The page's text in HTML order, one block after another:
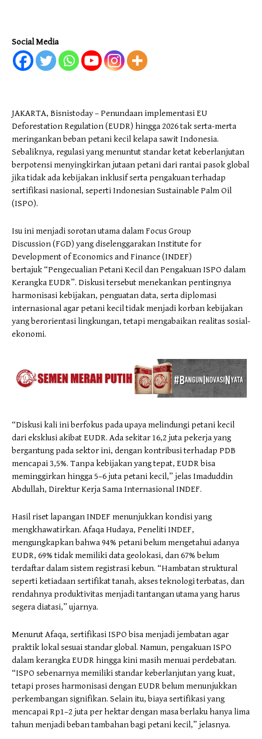
Social Media
JAKARTA, Bisnistoday – Penundaan implementasi EU
Deforestation Regulation (EUDR) hingga 2026 tak serta-merta
meringankan beban petani kecil kelapa sawit Indonesia.
Sebaliknya, regulasi yang menuntut standar ketat keberlanjutan
berpotensi menyingkirkan jutaan petani dari rantai pasok global
jika tidak ada kebijakan inklusif serta pengakuan terhadap
sertifikasi nasional, seperti Indonesian Sustainable Palm Oil
(ISPO).
Isu ini menjadi sorotan utama dalam Focus Group
Discussion (FGD) yang diselenggarakan Institute for
Development of Economics and Finance (INDEF)
bertajuk “Pengecualian Petani Kecil dan Pengakuan ISPO dalam
Kerangka EUDR”. Diskusi tersebut menekankan pentingnya
harmonisasi kebijakan, penguatan data, serta diplomasi
internasional agar petani kecil tidak menjadi korban kebijakan
yang berorientasi lingkungan, tetapi mengabaikan realitas sosial-
ekonomi.
“Diskusi kali ini berfokus pada upaya melindungi petani kecil
dari eksklusi akibat EUDR. Ada sekitar 16,2 juta pekerja yang
bergantung pada sektor ini, dengan kontribusi terhadap PDB
mencapai 3,5%. Tanpa kebijakan yang tepat, EUDR bisa
meminggirkan hingga 5–6 juta petani kecil,” jelas Imaduddin
Abdullah, Direktur Kerja Sama Internasional INDEF.
Hasil riset lapangan INDEF menunjukkan kondisi yang
mengkhawatirkan. Afaqa Hudaya, Peneliti INDEF,
mengungkapkan bahwa 94% petani belum mengetahui adanya
EUDR, 69% tidak memiliki data geolokasi, dan 67% belum
terdaftar dalam sistem registrasi kebun. “Hambatan struktural
seperti ketiadaan sertifikat tanah, akses teknologi terbatas, dan
rendahnya produktivitas menjadi tantangan utama yang harus
segera diatasi,” ujarnya.
Menurut Afaqa, sertifikasi ISPO bisa menjadi jembatan agar
praktik lokal sesuai standar global. Namun, pengakuan ISPO
dalam kerangka EUDR hingga kini masih menuai perdebatan.
“ISPO sebenarnya memiliki standar keberlanjutan yang kuat,
tetapi proses harmonisasi dengan EUDR belum menunjukkan
perkembangan signifikan. Selain itu, biaya sertifikasi yang
mencapai Rp1–2 juta per hektar dengan masa berlaku hanya lima
tahun menjadi beban tambahan bagi petani kecil,” jelasnya.